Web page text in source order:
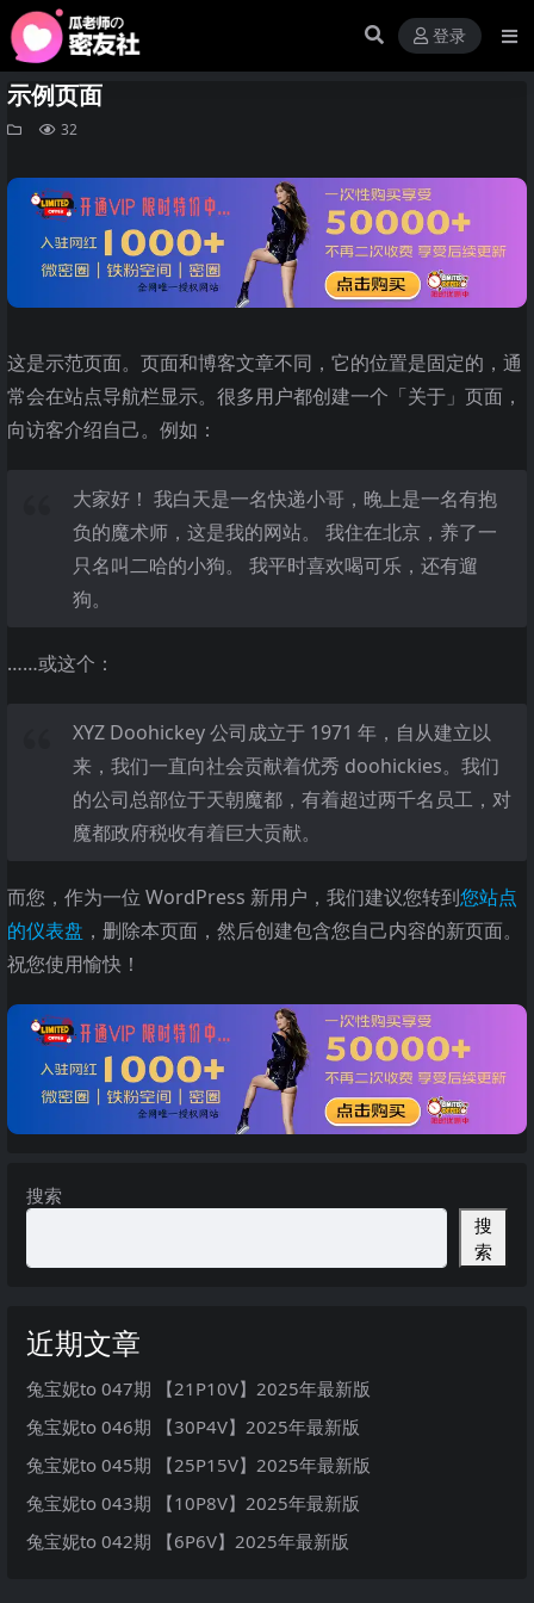
登录
示例页面
32
这是示范页面。页面和博客文章不同，它的位置是固定的，通
常会在站点导航栏显示。很多用户都创建一个「关于」页面，
向访客介绍自己。例如：
大家好！ 我白天是一名快递小哥，晚上是一名有抱
负的魔术师，这是我的网站。 我住在北京，养了一
只名叫二哈的小狗。 我平时喜欢喝可乐，还有遛
狗。
……或这个：
XYZ Doohickey 公司成立于 1971 年，自从建立以
来，我们一直向社会贡献着优秀 doohickies。我们
的公司总部位于天朝魔都，有着超过两千名员工，对
魔都政府税收有着巨大贡献。
而您，作为一位 WordPress 新用户，我们建议您转到您站点
的仪表盘 ，删除本页面，然后创建包含您自己内容的新页面。
祝您使用愉快！
搜索
搜
索
近期文章
兔宝妮to 047期 【21P10V】2025年最新版
兔宝妮to 046期 【30P4V】2025年最新版
兔宝妮to 045期 【25P15V】2025年最新版
兔宝妮to 043期 【10P8V】2025年最新版
兔宝妮to 042期 【6P6V】2025年最新版